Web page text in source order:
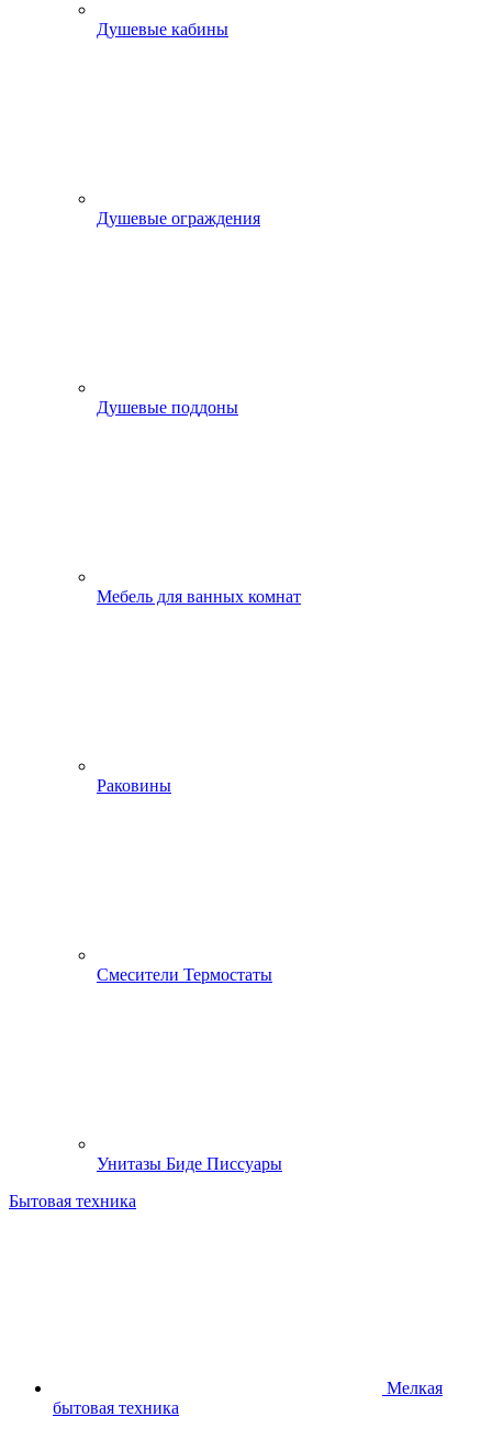
Душевые кабины
Душевые ограждения
Душевые поддоны
Мебель для ванных комнат
Раковины
Смесители Термостаты
Унитазы Биде Писсуары
Бытовая техника
Мелкая
бытовая техника